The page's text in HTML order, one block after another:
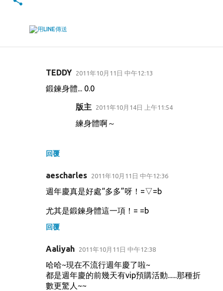
TEDDY 2011年10月11日 中午12:13
鍛鍊身體... 0.0
回覆
版主 2011年10月14日 上午11:54
練身體啊～
aescharles 2011年10月11日 中午12:36
週年慶真是好處“多多”呀！=▽=b
尤其是鍛鍊身體這一項！= =b
回覆
Aaliyah 2011年10月11日 中午12:38
哈哈~現在不流行週年慶了啦~
都是週年慶的前幾天有vip預購活動......那種折
數更驚人~~